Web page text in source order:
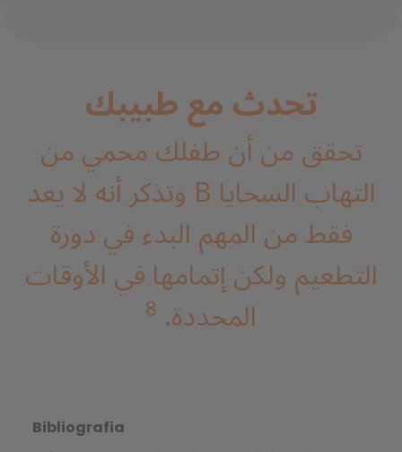
تحدث مع طبيبك
تحقق من أن طفلك محمي من
التهاب السحايا B وتذكر أنه لا يعد
فقط من المهم البدء في دورة
التطعيم ولكن إتمامها في الأوقات
المحددة. 8
Bibliografia